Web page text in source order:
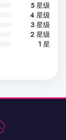
5 星级
4 星级
3 星级
2 星级
1 星